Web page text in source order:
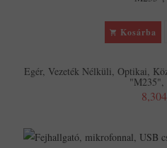
Kosárba
Egér, Vezeték Nélküli, Optikai,
"M235",